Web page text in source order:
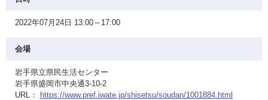
2022年07月24日 13:00～17:00
会場
岩手県立県民生活センター
岩手県盛岡市中央通3-10-2
URL：
https://www.pref.iwate.jp/shisetsu/soudan/1001884.html